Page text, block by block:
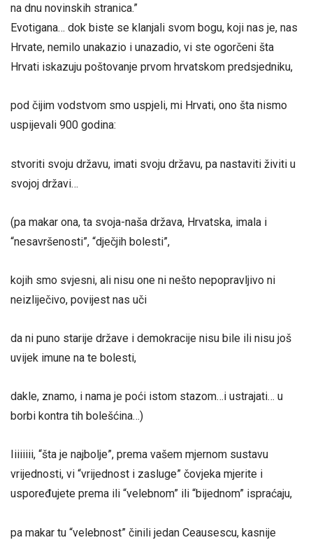
na dnu novinskih stranica.”
Evotigana… dok biste se klanjali svom bogu, koji nas je, nas
Hrvate, nemilo unakazio i unazadio, vi ste ogorčeni šta
Hrvati iskazuju poštovanje prvom hrvatskom predsjedniku,
pod čijim vodstvom smo uspjeli, mi Hrvati, ono šta nismo
uspijevali 900 godina:
stvoriti svoju državu, imati svoju državu, pa nastaviti živiti u
svojoj državi…
(pa makar ona, ta svoja-naša država, Hrvatska, imala i
“nesavršenosti”, “dječjih bolesti”,
kojih smo svjesni, ali nisu one ni nešto nepopravljivo ni
neizliječivo, povijest nas uči
da ni puno starije države i demokracije nisu bile ili nisu još
uvijek imune na te bolesti,
dakle, znamo, i nama je poći istom stazom…i ustrajati… u
borbi kontra tih bolešćina…)
Iiiiiiii, “šta je najbolje”, prema vašem mjernom sustavu
vrijednosti, vi “vrijednost i zasluge” čovjeka mjerite i
uspoređujete prema ili “velebnom” ili “bijednom” ispraćaju,
pa makar tu “velebnost” činili jedan Ceausescu, kasnije